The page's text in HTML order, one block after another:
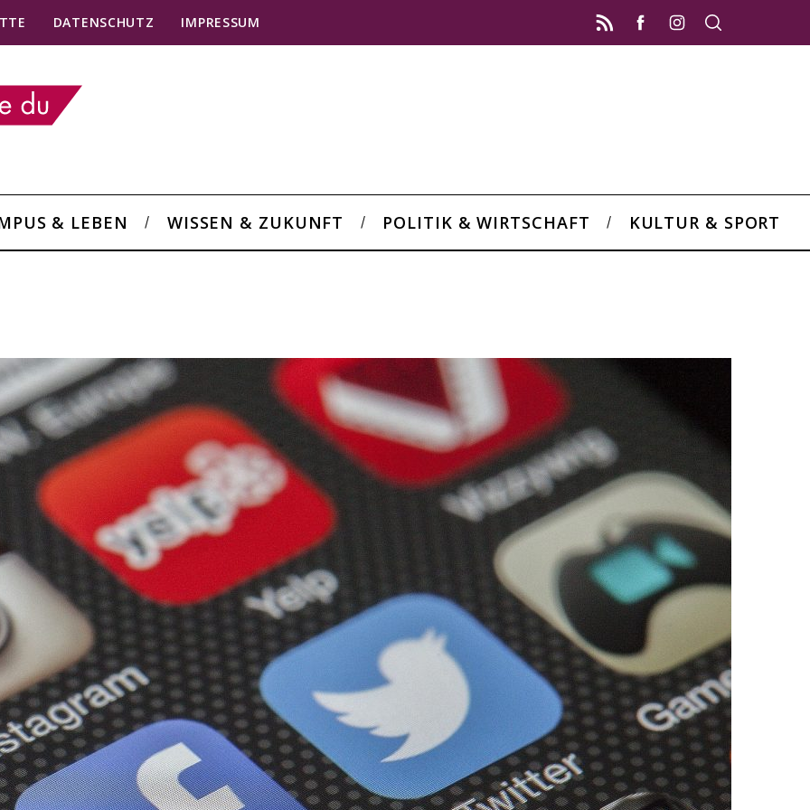
DATENSCHUTZ IMPRESSUM
& LEBEN WISSEN & ZUKUNFT POLITIK & WIRTSCHAFT KULTUR & SPORT